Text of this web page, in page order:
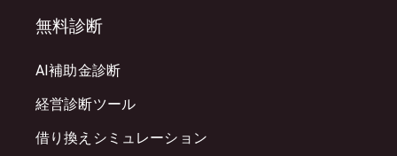
無料診断
AI補助金診断
経営診断ツール
借り換えシミュレーション